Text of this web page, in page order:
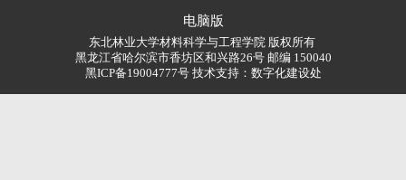
电脑版
东北林业大学材料科学与工程学院 版权所有
黑龙江省哈尔滨市香坊区和兴路26号 邮编 150040
黑ICP备19004777号 技术支持： 数字化建设处